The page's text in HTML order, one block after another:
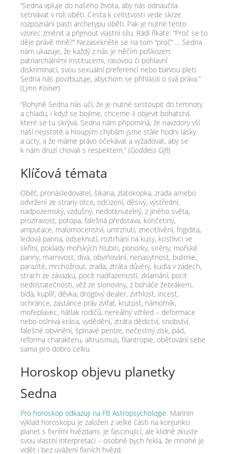
“Sedna vpluje do našeho života, aby nás odnaučila
setrvávat v roli oběti. Cesta k celistvosti vede skrze
rozpoznání pasti archetypu oběti. Pak je nutné tento
vzorec změnit a přijmout vlastní sílu. Rádi říkáte: “Proč se to
děje právě mně?” Nezasekněte se na tom “proč” … Sedna
nám ukazuje, že každý z nás je něčím poškozen:
patriarchálními institucemi, rasovou či pohlavní
diskriminací, svou sexuální preferencí nebo barvou pleti.
Sedna nás povzbuzuje, abychom se přihlásili o svá práva.“
(Lynn Koiner)
“Bohyně Sedna nás učí, že je nutné sestoupit do temnoty
a chladu, i když se bojíme, chceme-​li objevit bohatství,
které se tu skrývá. Sedna nám připomíná, že navzdory vší
naší nejistotě a hloupým chybám jsme stále hodni lásky
a úcty, a že máme právo očekávat a vyžadovat, aby se
k nám druzí chovali s respektem.” (Goddess Gift)
Klíčová témata
Oběť, pronásledovatel, šikana, zlatokopka, zrada a/​nebo
odvržení ze strany otce, odcizení, děsivý, výstřední,
nadpozemský, vzdušný, nedotknutelný, z jiného světa,
prozíravost, potopa, falešná představa, končetiny,
amputace, malomocenství, umrznutí, znecitlivění, frigidita,
ledová panna, odseknutí, roztrhání na kusy, kostlivci ve
skříni, poklady mořských hlubin, ponorky, sirény, mořské
panny, marnivost, diva, obviňování, nenasytnost, bulimie,
parazité, mrchožrout, zrada, ztráta důvěry, kudla v zádech,
strach ze závazku, pocit nadřazenosti, zklamání, pocit
nedostatečnosti, věž ze slonoviny, z boháče žebrákem,
bída, kuplíř, děvka, drogový dealer, zvrhlost, incest,
ochránce, zastánce práv zvířat, krutost, námořník,
mořeplavec, nátlak rodičů, nereálný vzhled – deformace
nebo oslnivá krása, vydědění, ztráta dědictví, snobství,
falešné obvinění, špinavé peníze, nečestný zisk, pád,
reforma charakteru, altruismus, filantropie, obětování sebe
sama pro dobro celku.
Horoskop objevu planetky
Sedna
Pro horoskop odkazuji na FB Astropsychologie. Marinin
výklad horoskopu je založen z velké části na konjunkci
planet s fixními hvězdami. Je fascinující, ale klidně zkuste
svou vlastní interpretaci – osobně bych řekla, že mnohé je
vidět i bez uvážení fixních hvězd.